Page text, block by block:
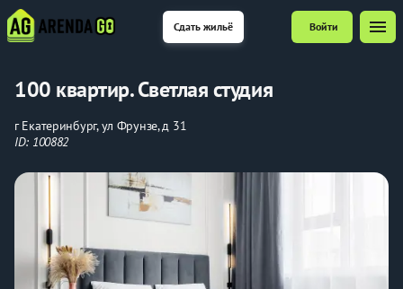
Сдать жильё Войти menu
100 квартир. Светлая студия
г Екатеринбург, ул Фрунзе, д 31
ID: 100882